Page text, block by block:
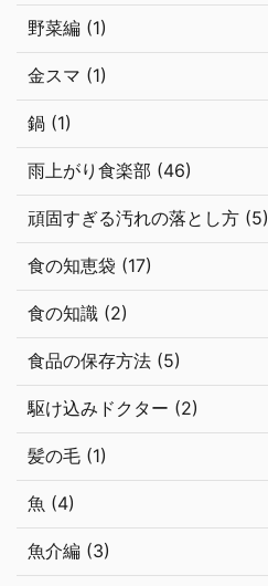
野菜編 (1)
金スマ (1)
鍋 (1)
雨上がり食楽部 (46)
頑固すぎる汚れの落とし方 (5)
食の知恵袋 (17)
食の知識 (2)
食品の保存方法 (5)
駆け込みドクター (2)
髪の毛 (1)
魚 (4)
魚介編 (3)